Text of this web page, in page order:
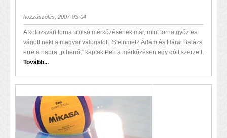
hozzászólás, 2007-03-04
A kolozsvári torna utolsó mérkőzésének már, mint torna győztes
vágott neki a magyar válogatott. Steinmetz Ádám és Hárai Balázs
erre a napra „pihenőt” kaptak.Peti a mérkőzésen egy gólt szerzett.
Tovább...